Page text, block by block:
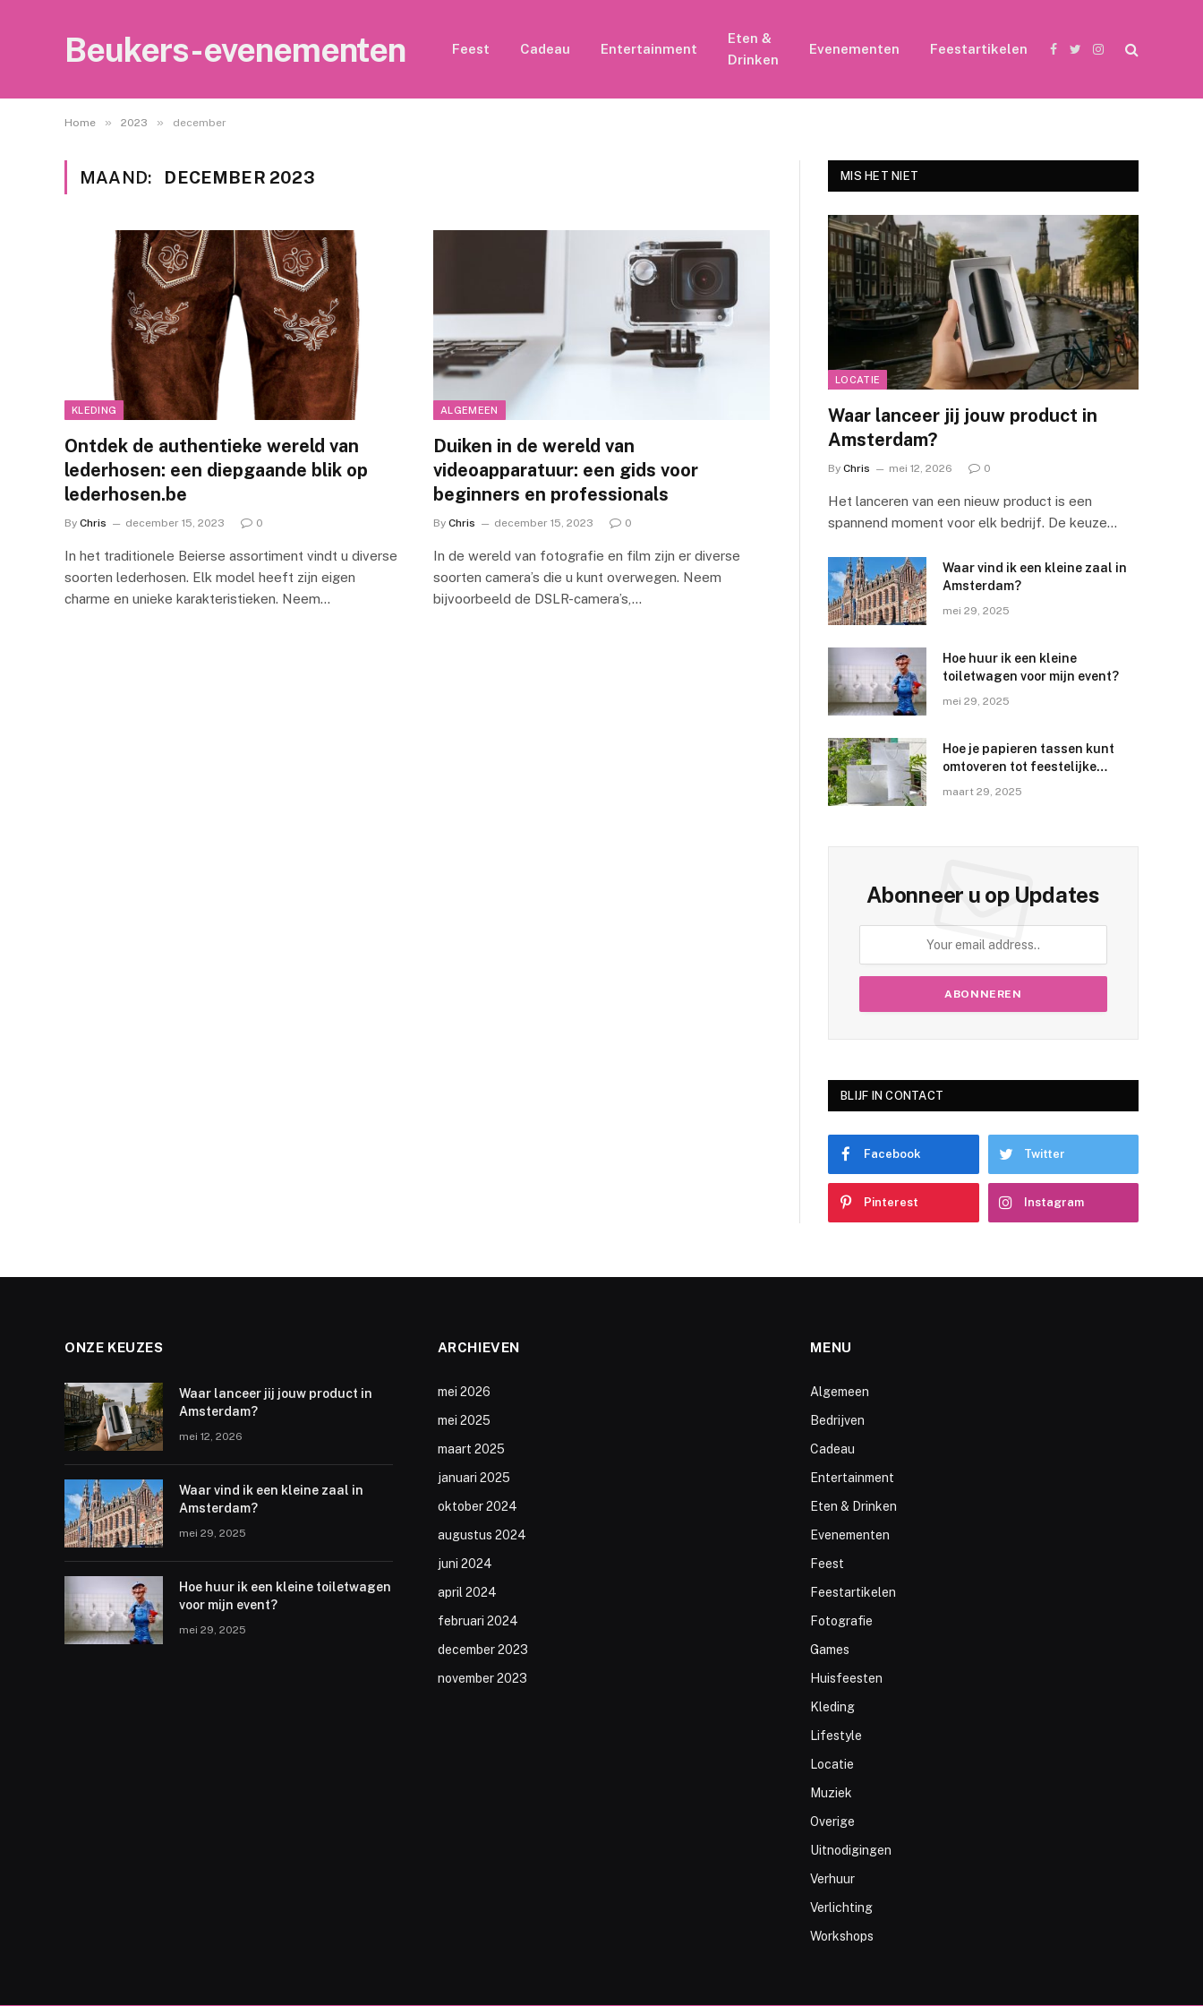
Beukers-evenementen Feest Cadeau Entertainment
Eten &
Drinken
Evenementen Feestartikelen
Facebook
TwitterInstagram
Home » 2023 » december
MAAND: DECEMBER 2023
KLEDING
Ontdek de authentieke wereld van
lederhosen: een diepgaande blik op
lederhosen.be
By Chris december 15, 2023 0
In het traditionele Beierse assortiment vindt u diverse
soorten lederhosen. Elk model heeft zijn eigen
charme en unieke karakteristieken. Neem…
ALGEMEEN
Duiken in de wereld van
videoapparatuur: een gids voor
beginners en professionals
By Chris december 15, 2023 0
In de wereld van fotografie en film zijn er diverse
soorten camera’s die u kunt overwegen. Neem
bijvoorbeeld de DSLR-camera’s,…
MIS HET NIET
LOCATIE
Waar lanceer jij jouw product in
Amsterdam?
By Chris mei 12, 2026 0
Het lanceren van een nieuw product is een
spannend moment voor elk bedrijf. De keuze…
Waar vind ik een kleine zaal in
Amsterdam?
mei 29, 2025
Hoe huur ik een kleine
toiletwagen voor mijn event?
mei 29, 2025
Hoe je papieren tassen kunt
omtoveren tot feestelijke
maart 29, 2025
Abonneer u op Updates
BLIJF IN CONTACT
Facebook Twitter
Pinterest Instagram
ONZE KEUZES
Waar lanceer jij jouw product in
Amsterdam?
mei 12, 2026
Waar vind ik een kleine zaal in
Amsterdam?
mei 29, 2025
Hoe huur ik een kleine toiletwagen
voor mijn event?
mei 29, 2025
ARCHIEVEN
mei 2026
mei 2025
maart 2025
januari 2025
oktober 2024
augustus 2024
juni 2024
april 2024
februari 2024
december 2023
november 2023
MENU
Algemeen
Bedrijven
Cadeau
Entertainment
Eten & Drinken
Evenementen
Feest
Feestartikelen
Fotografie
Games
Huisfeesten
Kleding
Lifestyle
Locatie
Muziek
Overige
Uitnodigingen
Verhuur
Verlichting
Workshops